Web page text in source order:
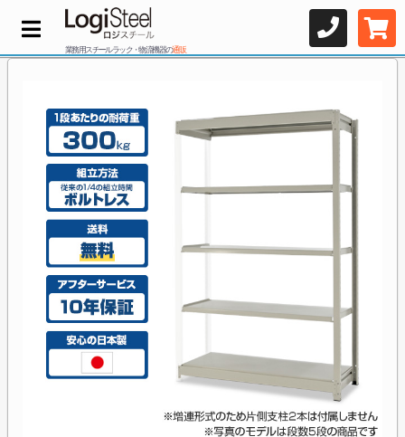
業務用スチールラック・物流機器の通販